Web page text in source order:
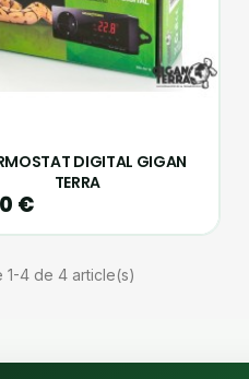
DIGITAL GIGAN
TERRA
€
1-4 de 4 article(s)